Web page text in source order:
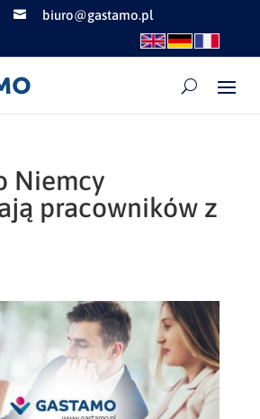
 biuro@gastamo.pl
Niemcy
pracowników z